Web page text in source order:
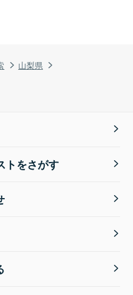
山梨県
トをさがす